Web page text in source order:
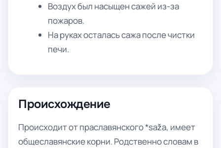
Воздух был насыщен сажей из-за
пожаров.
На руках осталась сажа после чистки
печи.
Происхождение
Происходит от праславянского *saža, имеет
общеславянские корни. Родственно словам в